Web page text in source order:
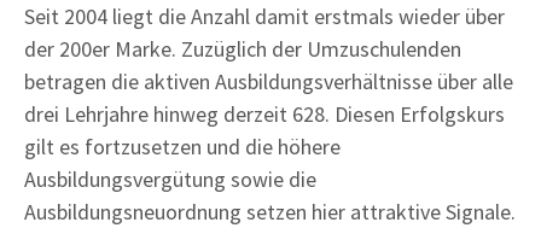
Seit 2004 liegt die Anzahl damit erstmals wieder über
der 200er Marke. Zuzüglich der Umzuschulenden
betragen die aktiven Ausbildungsverhältnisse über alle
drei Lehrjahre hinweg derzeit 628. Diesen Erfolgskurs
gilt es fortzusetzen und die höhere
Ausbildungsvergütung sowie die
Ausbildungsneuordnung setzen hier attraktive Signale.